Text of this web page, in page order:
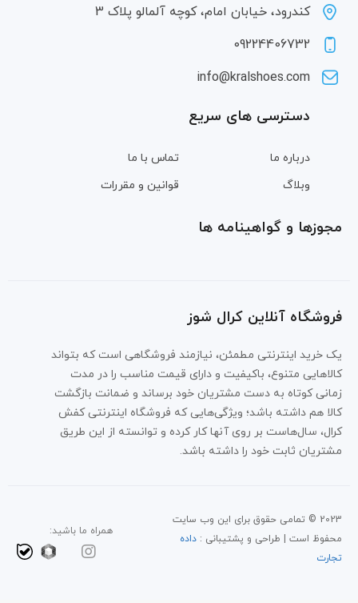
کندرود، خیابان امام، کوچه آلمالو پلاک 3
09224406732
info@kralshoes.com
دسترسی های سریع
درباره ما
تماس با ما
وبلاگ
قوانین و مقررات
مجوزها و گواهینامه ها
فروشگاه آنلاین کرال شوز
یک خرید اینترنتی مطمئن، نیازمند فروشگاهی است که بتواند
کالاهایی متنوع، باکیفیت و دارای قیمت مناسب را در مدت
زمانی کوتاه به دست مشتریان خود برساند و ضمانت بازگشت
کالا هم داشته باشد؛ ویژگی‌هایی که فروشگاه اینترنتی کفش
کرال، سال‌هاست بر روی آنها کار کرده و توانسته از این طریق
مشتریان ثابت خود را داشته باشد.
2023 © تمامی حقوق برای این وب سایت
محفوظ است | طراحی و پشتیبانی : داده
تجارت
همراه ما باشید: